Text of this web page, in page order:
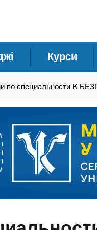
Курси
по специальности K